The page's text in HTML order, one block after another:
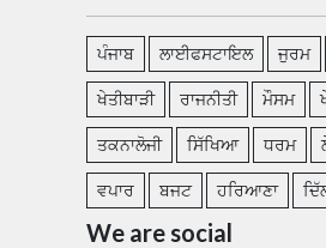
ਪੰਜਾਬ ਲਾਈਫਸਟਾਇਲ ਜੁਰਮ
ਖੇਤੀਬਾੜੀ ਰਾਜਨੀਤੀ ਮੌਸਮ
ਤਕਨਾਲੋਜੀ ਸਿੱਖਿਆ ਧਰਮ
ਵਪਾਰ ਬਜਟ ਹਰਿਆਣਾ
We are social